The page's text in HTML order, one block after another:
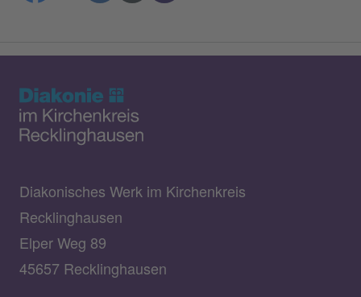
Diakonisches Werk im Kirchenkreis
Recklinghausen
Elper Weg 89
45657 Recklinghausen